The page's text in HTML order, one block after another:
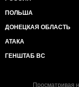
ПОЛЬША
ДОНЕЦКАЯ ОБЛАСТЬ
АТАКА
ГЕНШТАБ ВС
Просматривая